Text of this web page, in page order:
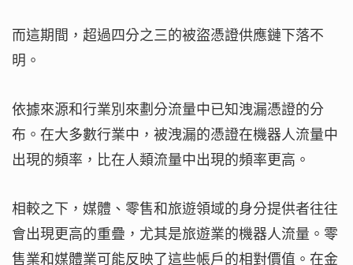
而這期間，超過四分之三的被盜憑證供應鏈下落不
明。
依據來源和行業別來劃分流量中已知洩漏憑證的分
布。在大多數行業中，被洩漏的憑證在機器人流量中
出現的頻率，比在人類流量中出現的頻率更高。
相較之下，媒體、零售和旅遊領域的身分提供者往往
會出現更高的重疊，尤其是旅遊業的機器人流量。零
售業和媒體業可能反映了這些帳戶的相對價值。在金